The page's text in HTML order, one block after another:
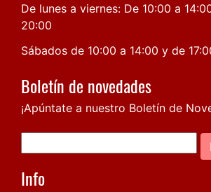
De lunes a viernes: De 10:00 a
20:00
Sábados de 10:00 a 14:00 y de
Boletín de novedades
¡Apúntate a nuestro Boletín de
Info